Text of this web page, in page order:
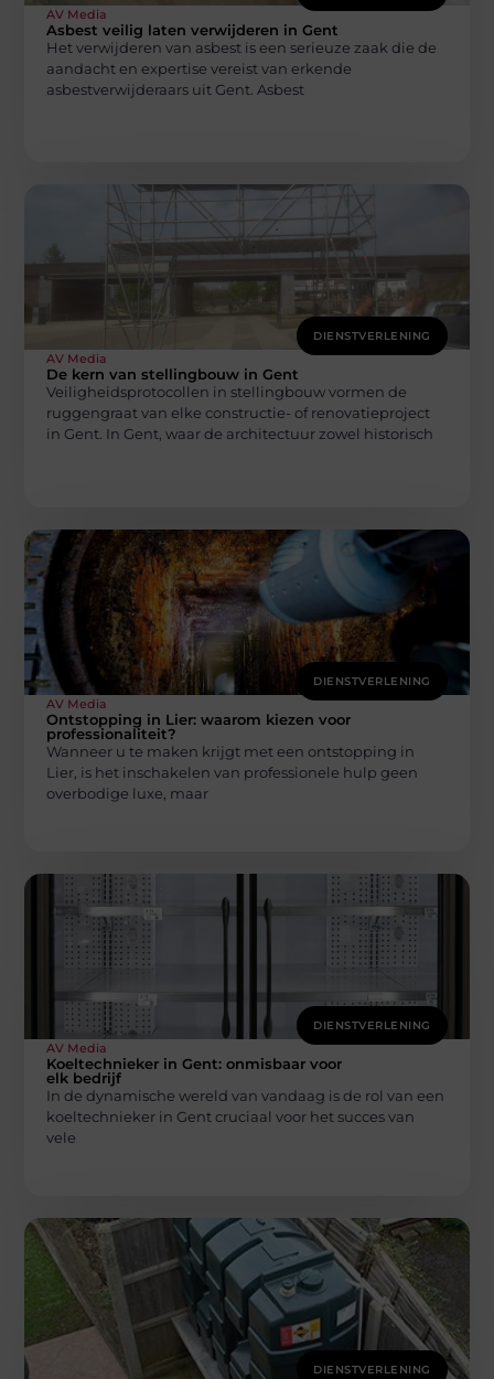
AV Media
Asbest veilig laten verwijderen in Gent
Het verwijderen van asbest is een serieuze zaak die de
aandacht en expertise vereist van erkende
asbestverwijderaars uit Gent. Asbest
DIENSTVERLENING
AV Media
De kern van stellingbouw in Gent
Veiligheidsprotocollen in stellingbouw vormen de
ruggengraat van elke constructie- of renovatieproject
in Gent. In Gent, waar de architectuur zowel historisch
DIENSTVERLENING
AV Media
Ontstopping in Lier: waarom kiezen voor
professionaliteit?
Wanneer u te maken krijgt met een ontstopping in
Lier, is het inschakelen van professionele hulp geen
overbodige luxe, maar
DIENSTVERLENING
AV Media
Koeltechnieker in Gent: onmisbaar voor
elk bedrijf
In de dynamische wereld van vandaag is de rol van een
koeltechnieker in Gent cruciaal voor het succes van
vele
DIENSTVERLENING